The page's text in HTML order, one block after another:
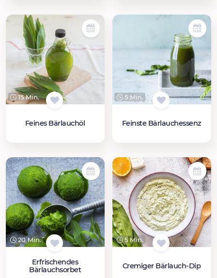
15 Min.
Feines Bärlauchöl
5 Min.
Feinste Bärlauchessenz
20 Min.
Erfrischendes
Bärlauchsorbet
5 Min.
Cremiger Bärlauch-Dip